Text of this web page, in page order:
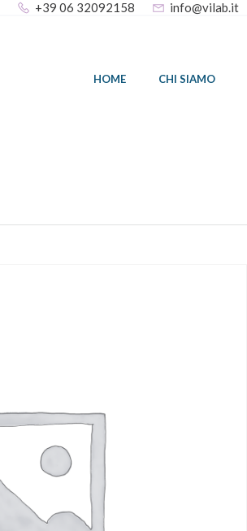
+39 06 32092158 info@vilab.it
HOME CHI SIAMO